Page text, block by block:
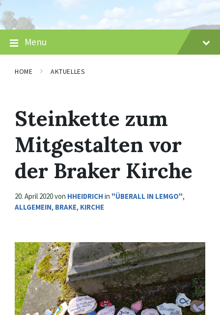
Skip
to
content
Skip
to
main
navigation
Skip
to
footer
Menu
HOME AKTUELLES
Steinkette zum
Mitgestalten vor
der Braker Kirche
20. April 2020von HHEIDRICH in "ÜBERALL IN LEMGO",
ALLGEMEIN, BRAKE, KIRCHE